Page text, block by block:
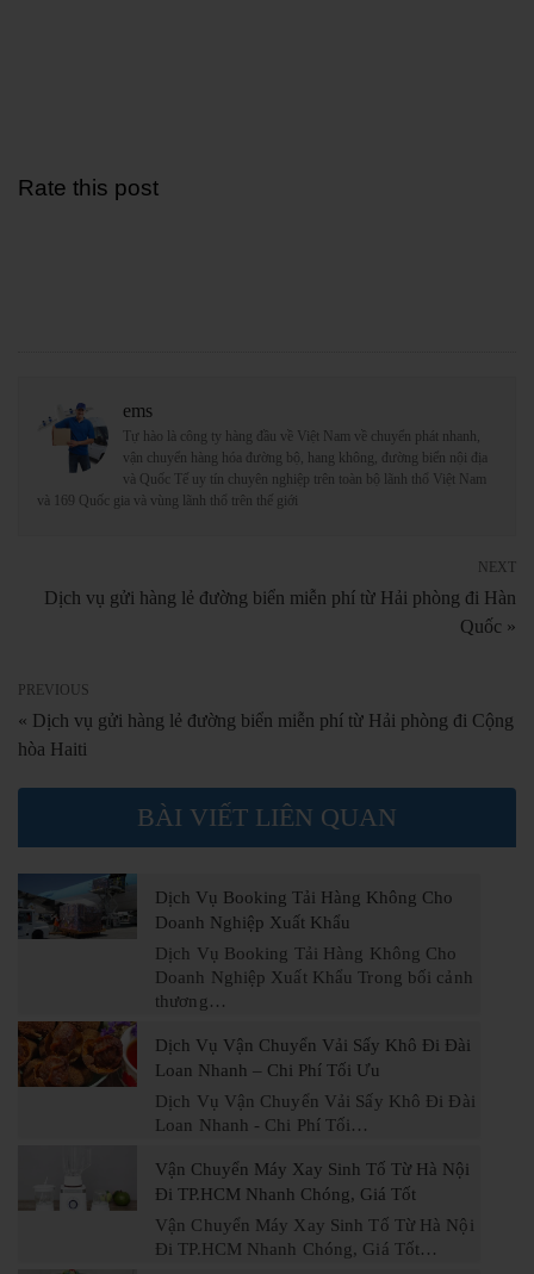
Rate this post
ems
Tự hào là công ty hàng đầu về Việt Nam về chuyển phát nhanh,
vận chuyển hàng hóa đường bộ, hang không, đường biển nội địa
và Quốc Tế uy tín chuyên nghiệp trên toàn bộ lãnh thổ Việt Nam
và 169 Quốc gia và vùng lãnh thổ trên thế giới
NEXT
Dịch vụ gửi hàng lẻ đường biển miễn phí từ Hải phòng đi Hàn
Quốc »
PREVIOUS
« Dịch vụ gửi hàng lẻ đường biển miễn phí từ Hải phòng đi Cộng
hòa Haiti
BÀI VIẾT LIÊN QUAN
Dịch Vụ Booking Tải Hàng Không Cho
Doanh Nghiệp Xuất Khẩu
Dịch Vụ Booking Tải Hàng Không Cho
Doanh Nghiệp Xuất Khẩu Trong bối cảnh
thương…
Dịch Vụ Vận Chuyển Vải Sấy Khô Đi Đài
Loan Nhanh – Chi Phí Tối Ưu
Dịch Vụ Vận Chuyển Vải Sấy Khô Đi Đài
Loan Nhanh - Chi Phí Tối…
Vận Chuyển Máy Xay Sinh Tố Từ Hà Nội
Đi TP.HCM Nhanh Chóng, Giá Tốt
Vận Chuyển Máy Xay Sinh Tố Từ Hà Nội
Đi TP.HCM Nhanh Chóng, Giá Tốt…